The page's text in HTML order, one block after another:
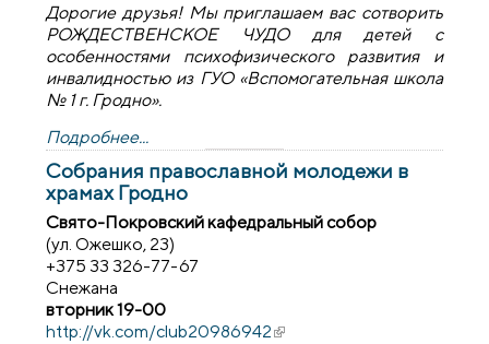
Дорогие друзья! Мы приглашаем вас сотворить
РОЖДЕСТВЕНСКОЕ ЧУДО для детей с
особенностями психофизического развития и
инвалидностью из ГУО «Вспомогательная школа
№ 1 г. Гродно».
Подробнее...
Собрания православной молодежи в
храмах Гродно
Свято-Покровский кафедральный собор
(ул. Ожешко, 23)
+375 33 326-77-67
Снежана
вторник 19-00
http://vk.com/club20986942(внешняя ссылка)